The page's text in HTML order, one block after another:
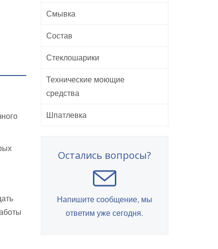
Смывка
Состав
Стеклошарики
Технические моющие
средства
Шпатлевка
Остались вопросы?
Напишите сообщение, мы
ответим уже сегодня.